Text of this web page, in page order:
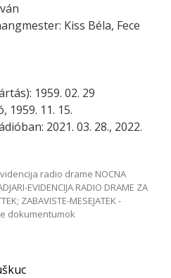
Kiss Béla, Fece
1959. 02. 29
1959. 11. 15.
2021. 03. 28., 2022.
radio drame NOCNA
EVIDENCIJA RADIO DRAME ZA
ZABAVISTE-MESEJATEK -
dokumentumok